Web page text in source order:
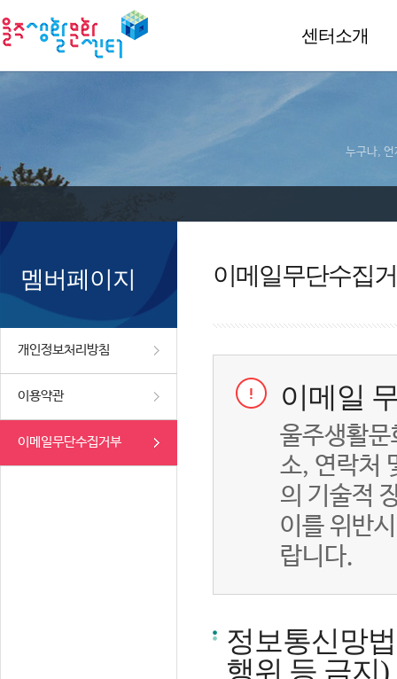
센터소개
누구나, 언
멤버페이지
개인정보처리방침
이용약관
이메일무단수집거부
이메일무단수집
이메일
울주생활
소, 연락처
의 기술적
이를 위반
랍니다.
정보통신망
행위 등 금지)